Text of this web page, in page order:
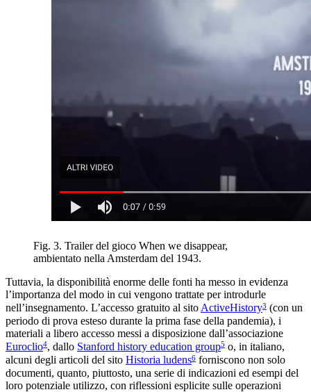
Fig. 3. Trailer del gioco When we disappear,
ambientato nella Amsterdam del 1943.
Tuttavia, la disponibilità enorme delle fonti ha messo in evidenza
l’importanza del modo in cui vengono trattate per introdurle
nell’insegnamento. L’accesso gratuito al sitoActiveHistory3 (con un
periodo di prova esteso durante la prima fase della pandemia), i
materiali a libero accesso messi a disposizione dall’associazione
Euroclio4, dallo Stanford history education group5 o, in italiano,
alcuni degli articoli del sito Historia ludens6 forniscono non solo
documenti, quanto, piuttosto, una serie di indicazioni ed esempi del
loro potenziale utilizzo, con riflessioni esplicite sulle operazioni